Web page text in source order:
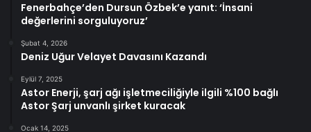
Fenerbahçe’den Dursun Özbek’e yanıt: ‘İnsani
değerlerini sorguluyoruz’
Şubat 4, 2026
Deniz Uğur Velayet Davasını Kazandı
Eylül 7, 2025
Astor Enerji, şarj ağı işletmeciliğiyle ilgili %100 bağlı
Astor Şarj unvanlı şirket kuracak
Ocak 14, 2025